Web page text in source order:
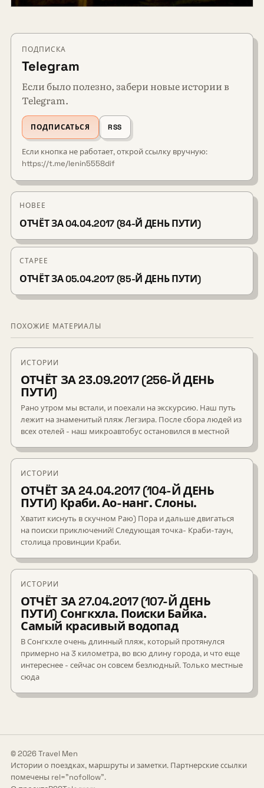
ПОДПИСКА
Telegram
Если было полезно, забери новые истории в
Telegram.
ПОДПИСАТЬСЯ RSS
Если кнопка не работает, открой ссылку вручную:
https://t.me/lenin5558dif
НОВЕЕ
ОТЧЁТ ЗА 04.04.2017 (84-Й ДЕНЬ ПУТИ)
СТАРЕЕ
ОТЧЁТ ЗА 05.04.2017 (85-Й ДЕНЬ ПУТИ)
ПОХОЖИЕ МАТЕРИАЛЫ
ИСТОРИИ
ОТЧЁТ ЗА 23.09.2017 (256-Й ДЕНЬ
ПУТИ)
Рано утром мы встали, и поехали на экскурсию. Наш путь
лежит на знаменитый пляж Легзира. После сбора людей из
всех отелей - наш микроавтобус остановился в местной
ИСТОРИИ
ОТЧЁТ ЗА 24.04.2017 (104-Й ДЕНЬ
ПУТИ) Краби. Ао-нанг. Слоны.
Хватит киснуть в скучном Раю) Пора и дальше двигаться
на поиски приключений! Следующая точка- Краби-таун,
столица провинции Краби.
ИСТОРИИ
ОТЧЁТ ЗА 27.04.2017 (107-Й ДЕНЬ
ПУТИ) Сонгкхла. Поиски Байка.
Самый красивый водопад
В Сонгкхле очень длинный пляж, который протянулся
примерно на 3 километра, во всю длину города, и что еще
интереснее - сейчас он совсем безлюдный. Только местные
сюда
© 2026 Travel Men
Истории о поездках, маршруты и заметки. Партнерские ссылки
помечены rel="nofollow".